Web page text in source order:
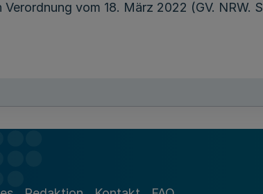
vom 18. März 2022 (GV.
Wohngemeinschaften, besonderen